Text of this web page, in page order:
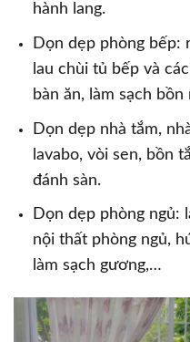
hành lang.
Dọn dẹp phòng bếp:
lau chùi tủ bếp và
bàn ăn, làm sạch
Dọn dẹp nhà tắm,
lavabo, vòi sen, bồn
đánh sàn.
Dọn dẹp phòng ngủ:
nội thất phòng ngủ,
làm sạch gương,…